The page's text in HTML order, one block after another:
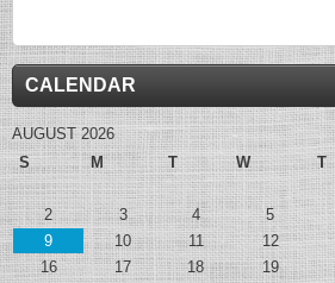
CALENDAR
AUGUST 2026
S
M T W T
2
3 4 5
9
10 11 12
16
17 18 19